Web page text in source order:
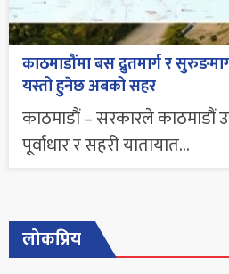
काठमाडौंमा बस द्रुतमार्ग र
यस्तो हुनेछ अबको सहर
काठमाडौं – सरकारले
पूर्वाधार र सहरी यातायात...
लोकप्रिय